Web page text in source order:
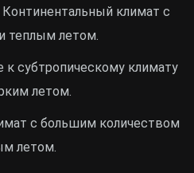
Континентальный климат с
теплым летом.
к субтропическому климату
летом.
с большим количеством
летом.